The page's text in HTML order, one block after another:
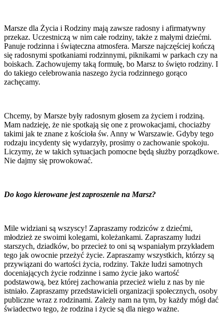
Marsze dla Życia i Rodziny mają zawsze radosny i afirmatywny
przekaz. Uczestniczą w nim całe rodziny, także z małymi dziećmi.
Panuje rodzinna i świąteczna atmosfera. Marsze najczęściej kończą
się radosnymi spotkaniami rodzinnymi, piknikami w parkach czy na
boiskach. Zachowujemy taką formułę, bo Marsz to święto rodziny. I
do takiego celebrowania naszego życia rodzinnego gorąco
zachęcamy.
Chcemy, by Marsze były radosnym głosem za życiem i rodziną.
Mam nadzieję, że nie spotkają się one z prowokacjami, chociażby
takimi jak te znane z kościoła św. Anny w Warszawie. Gdyby tego
rodzaju incydenty się wydarzyły, prosimy o zachowanie spokoju.
Liczymy, że w takich sytuacjach pomocne będą służby porządkowe.
Nie dajmy się prowokować.
Do kogo kierowane jest zaproszenie na Marsz?
Mile widziani są wszyscy! Zapraszamy rodziców z dziećmi,
młodzież ze swoimi kolegami, koleżankami. Zapraszamy ludzi
starszych, dziadków, bo przecież to oni są wspaniałym przykładem
tego jak owocnie przeżyć życie. Zapraszamy wszystkich, którzy są
przywiązani do wartości życia, rodziny. Także ludzi samotnych
doceniających życie rodzinne i samo życie jako wartość
podstawową, bez której zachowania przecież wielu z nas by nie
istniało. Zapraszamy przedstawicieli organizacji społecznych, osoby
publiczne wraz z rodzinami. Zależy nam na tym, by każdy mógł dać
świadectwo tego, że rodzina i życie są dla niego ważne.